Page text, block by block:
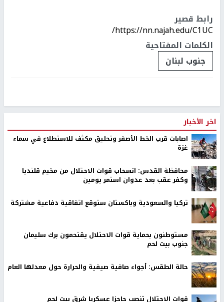
رابط قصير
https://nn.najah.edu/C1UC/
الكلمات المفتاحية
جنوب لبنان
اخر الأخبار
اصابات قرب الخط الأصفر وتحليق مكثف للاستطلاع في سماء
غزة
محافظة القدس: انسحاب قوات الاحتلال من مخيم قلنديا
وكفر عقب بعد عدوان استمر يومين
تركيا والسعودية وباكستان ستوقع اتفاقية دفاعية مشتركة
مستوطنون بحماية قوات الاحتلال يقتحمون برك سليمان
جنوب بيت لحم
حالة الطقس: أجواء صافية صيفية والحرارة حول معدلها العام
قوات الاحتلال تنصب حاجزا عسكريا شرق بيت لحم